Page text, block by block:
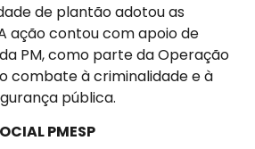
de plantão adotou as
ação contou com apoio de
PM, como parte da Operação
combate à criminalidade e à
pública.
PMESP